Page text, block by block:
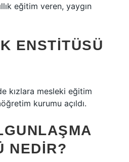
eğitim veren, yaygın
ENSTITÜSÜ
kızlara mesleki eğitim
kurumu açıldı.
NEDIR?